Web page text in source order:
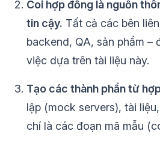
Coi hợp đồng là nguồn
tin cậy. Tất cả các bên
backend, QA, sản phẩm –
việc dựa trên tài liệu này.
Tạo các thành phần từ
lập (mock servers), tài
chí là các đoạn mã mẫu